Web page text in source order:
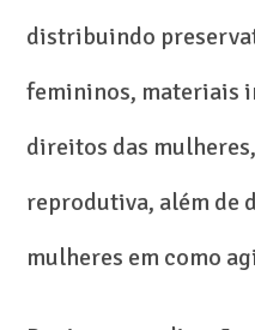
distribuindo
femininos, materiais
direitos das
reprodutiva, além de
mulheres em como